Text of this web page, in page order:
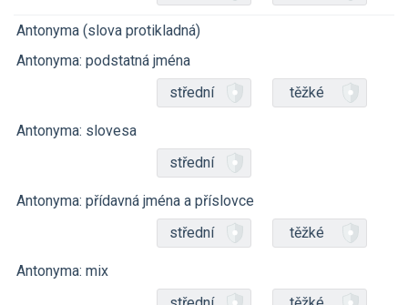
Antonyma (slova protikladná)
Antonyma: podstatná jména
střední
těžké
Antonyma: slovesa
střední
Antonyma: přídavná jména a příslovce
střední
těžké
Antonyma: mix